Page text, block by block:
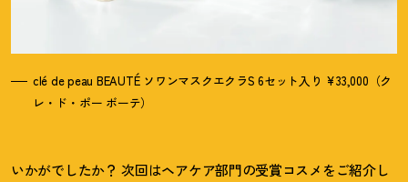
clé de peau BEAUTÉ ソワンマスクエクラS 6セット入り ¥33,000（ク
レ・ド・ポー ボーテ）
いかがでしたか？ 次回はヘアケア部門の受賞コスメをご紹介し